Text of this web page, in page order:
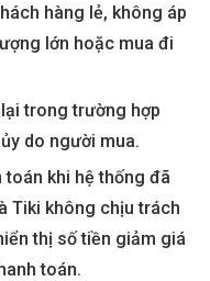
hàng lẻ, không áp
lớn hoặc mua đi
trong trường hợp
do người mua.
toán khi hệ thống đã
Tiki không chịu trách
thị số tiền giảm giá
toán.